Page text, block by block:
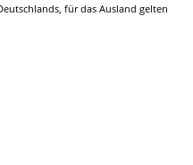
für das Ausland gelten